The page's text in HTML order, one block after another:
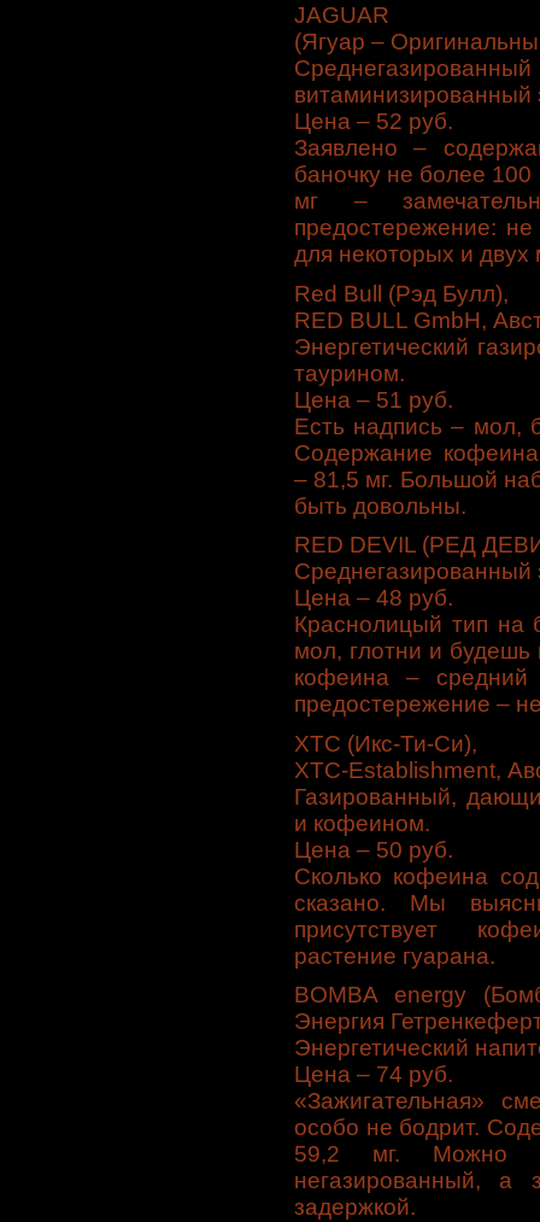
JAGUAR
(Ягуар –
витаминизированный
Цена – 52 руб.
Заявлено –
баночку не более
мг –
предостережение:
для некоторых и двух
Red Bull (Рэд Булл),
RED BULL GmbH,
Энергетический
таурином.
Цена – 51 руб.
Есть надпись – мол,
Содержание
– 81,5 мг. Большой
быть довольны.
RED DEVIL (РЕД
Среднегазированный
Цена – 48 руб.
Краснолицый тип на
мол, глотни и будешь
кофеина – средний
предостережение –
XTC (Икс-Ти-Си),
XTC-Establishment,
Газированный,
и кофеином.
Цена – 50 руб.
Сколько кофеина
сказано. Мы
присутствует
растение гуарана.
BOMBA energy
Энергия
Энергетический
Цена – 74 руб.
«Зажигательная»
особо не бодрит.
59,2 мг. Можно
негазированный, а
задержкой.